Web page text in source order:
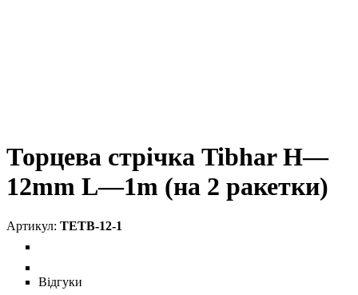
Торцева стрічка Tibhar H—
12mm L—1m (на 2 ракетки)
TETB-12-1
Відгуки